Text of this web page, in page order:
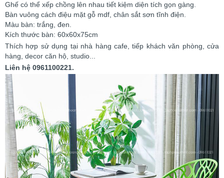
Ghế có thể xếp chồng lên nhau tiết kiệm diện tích gọn gàng.
Bàn vuông cách điệu mặt gỗ mdf, chân sắt sơn tĩnh điện.
Màu bàn: trắng, đen.
Kích thước bàn: 60x60x75cm
Thích hợp sử dụng tại nhà hàng cafe, tiếp khách văn phòng, cửa
hàng, decor căn hộ, studio...
Liên hệ 0961100221.